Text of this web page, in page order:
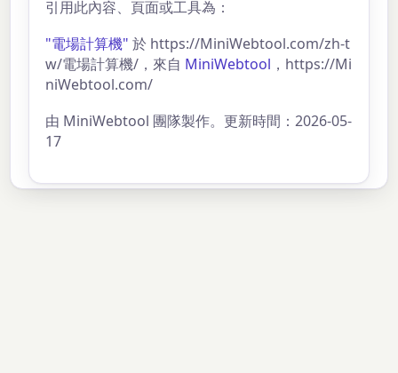
引用此內容、頁面或工具為：
"電場計算機" 於 https://MiniWebtool.com/zh-t
w/電場計算機/，來自 MiniWebtool ，https://Mi
niWebtool.com/
由 MiniWebtool 團隊製作。更新時間：2026-05-
17